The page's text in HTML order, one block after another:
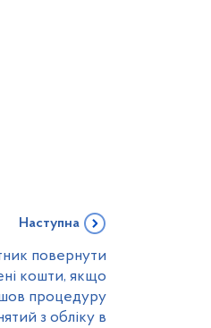
Наступна
повернути
кошти, якщо
процедуру
з обліку в